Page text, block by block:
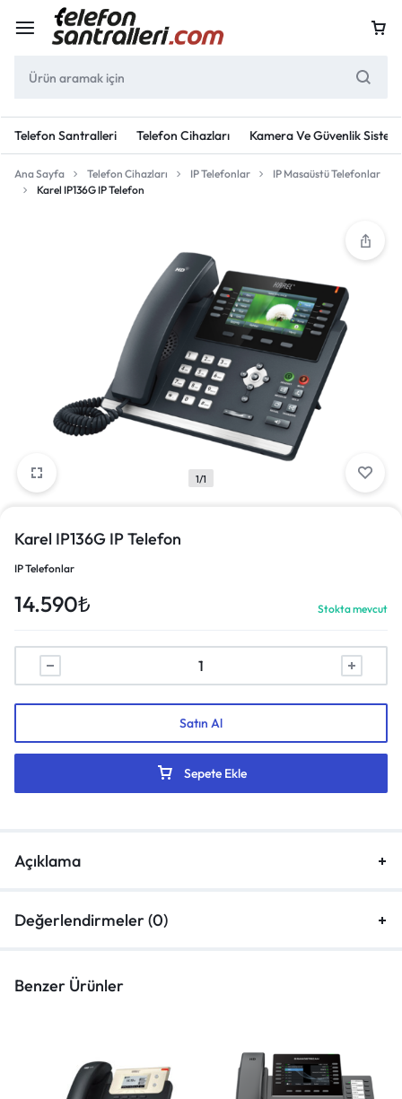
Telefon Santralleri Telefon Cihazları Kamera Ve Güvenlik
Ana Sayfa Telefon Cihazları IP Telefonlar
IP Masaüstü Telefonlar
Karel IP136G IP Telefon
1/1
Karel IP136G IP Telefon
IP Telefonlar
14.590₺ Stokta mevcut
Sepete Ekle
Satın Al
Açıklama
Değerlendirmeler (0)
Benzer Ürünler